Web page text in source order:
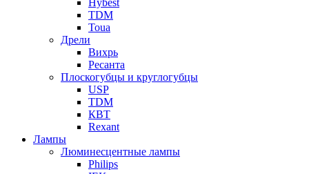
TDM
Toua
Дрели
Вихрь
Ресанта
Плоскогубцы и круглогубцы
USP
TDM
КВТ
Rexant
Лампы
Люминесцентные лампы
Philips